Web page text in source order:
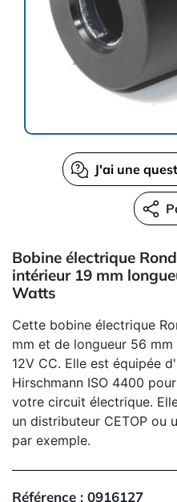
J'ai une
Bobine électrique
intérieur 19 mm
Watts
Cette bobine électrique
mm et de longueur 56
12V CC. Elle est équipée
Hirschmann ISO 4400
votre circuit électrique.
un distributeur CETOP ou
par exemple.
Référence : 0916127